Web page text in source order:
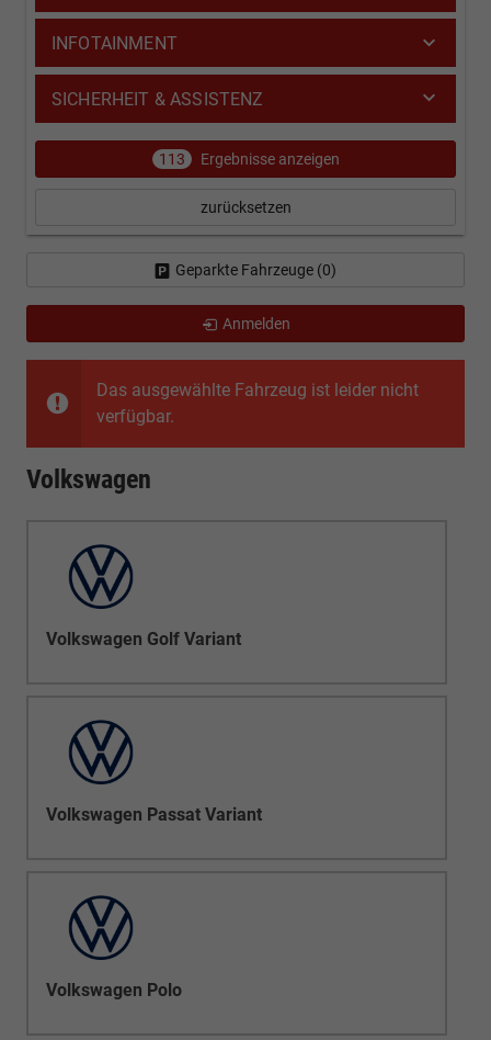
Das ausgewählte Fahrzeug ist leider nicht
verfügbar.
Volkswagen
Volkswagen Golf Variant
Volkswagen Passat Variant
Volkswagen Polo
INFOTAINMENT
SICHERHEIT & ASSISTENZ
113 Ergebnisse anzeigen
zurücksetzen
Geparkte Fahrzeuge (0)
Anmelden